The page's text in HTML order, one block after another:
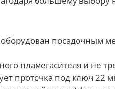
посадочным
пламегасителя и не
проточка под ключ 22